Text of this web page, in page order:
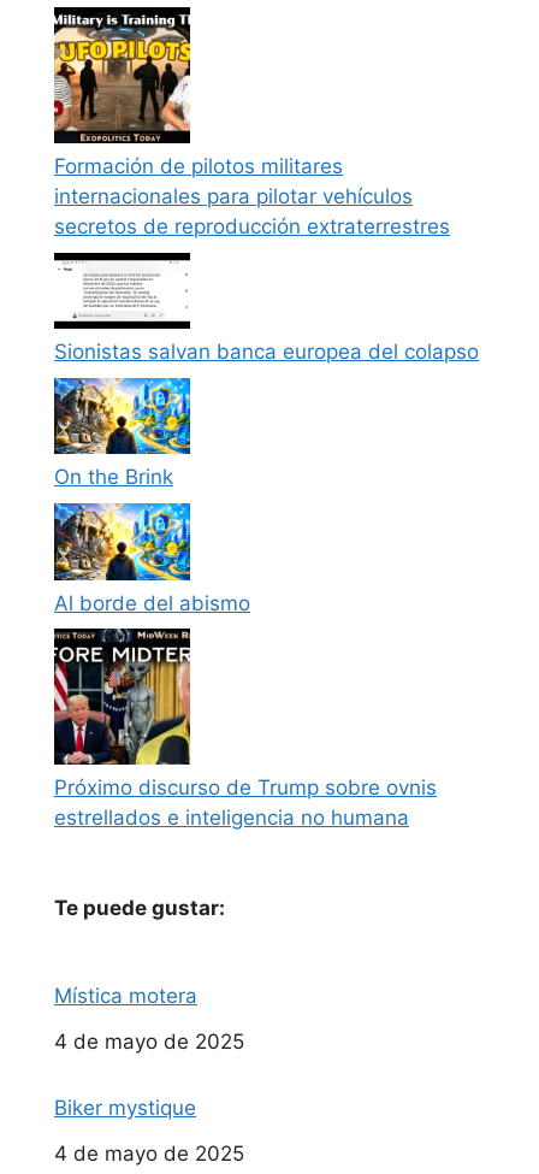
Formación de pilotos militares
internacionales para pilotar vehículos
secretos de reproducción extraterrestres
Sionistas salvan banca europea del colapso
On the Brink
Al borde del abismo
Próximo discurso de Trump sobre ovnis
estrellados e inteligencia no humana
Te puede gustar:
Mística motera
Fecha
4 de mayo de 2025
Biker mystique
Fecha
4 de mayo de 2025